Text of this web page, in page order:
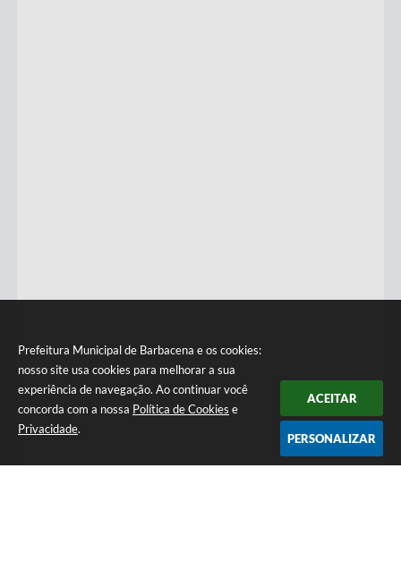
Prefeitura Municipal de Barbacena e os cookies:
nosso site usa cookies para melhorar a sua
experiência de navegação. Ao continuar você
concorda com a nossa Política de Cookies e
Privacidade.
ACEITAR
PERSONALIZAR